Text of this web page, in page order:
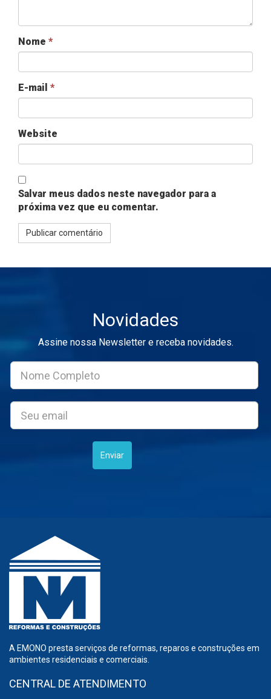
Nome *
E-mail *
Website
Salvar meus dados neste navegador para a
próxima vez que eu comentar.
Novidades
Assine nossa Newsletter e receba novidades.
A EMONO presta serviços de reformas, reparos e construções em
ambientes residenciais e comerciais.
CENTRAL DE ATENDIMENTO